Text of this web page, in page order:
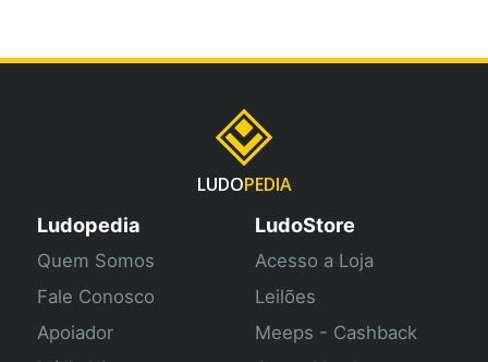
LUDOPEDIA
Ludopedia
Quem Somos
Fale Conosco
Apoiador
LudoStore
Acesso a Loja
Leilões
Meeps - Cashback